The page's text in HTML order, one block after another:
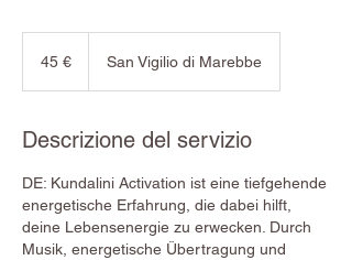
45 € San Vigilio di Marebbe
Descrizione del servizio
DE: Kundalini Activation ist eine tiefgehende
energetische Erfahrung, die dabei hilft,
deine Lebensenergie zu erwecken. Durch
Musik, energetische Übertragung und